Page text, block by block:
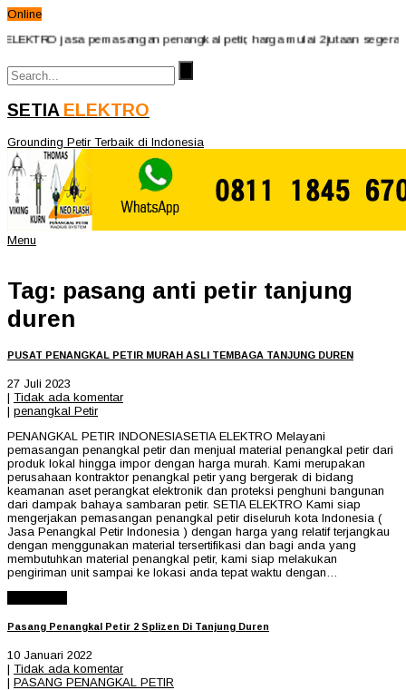
Online
jasa pemasangan penangkal petir, harga mulai 2jutaan
SETIA ELEKTRO
Grounding Petir Terbaik di Indonesia
Menu
Tag: pasang anti petir tanjung
duren
PUSAT PENANGKAL PETIR MURAH ASLI TEMBAGA TANJUNG DUREN
27 Juli 2023
| Tidak ada komentar
| penangkal Petir
PENANGKAL PETIR INDONESIASETIA ELEKTRO Melayani
pemasangan penangkal petir dan menjual material penangkal petir dari
produk lokal hingga impor dengan harga murah. Kami merupakan
perusahaan kontraktor penangkal petir yang bergerak di bidang
keamanan aset perangkat elektronik dan proteksi penghuni bangunan
dari dampak bahaya sambaran petir. SETIA ELEKTRO Kami siap
mengerjakan pemasangan penangkal petir diseluruh kota Indonesia (
Jasa Penangkal Petir Indonesia ) dengan harga yang relatif terjangkau
dengan menggunakan material tersertifikasi dan bagi anda yang
membutuhkan material penangkal petir, kami siap melakukan
pengiriman unit sampai ke lokasi anda tepat waktu dengan…
Pasang Penangkal Petir 2 Splizen Di Tanjung Duren
10 Januari 2022
| Tidak ada komentar
| PASANG PENANGKAL PETIR